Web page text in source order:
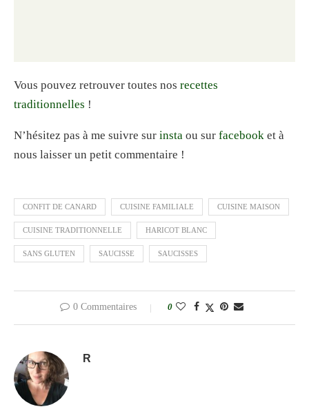
Vous pouvez retrouver toutes nos recettes
traditionnelles !
N’hésitez pas à me suivre sur insta ou sur facebook et à
nous laisser un petit commentaire !
CONFIT DE CANARD CUISINE FAMILIALE CUISINE MAISON
CUISINE TRADITIONNELLE HARICOT BLANC
SANS GLUTEN SAUCISSE SAUCISSES
0 Commentaires 0
R